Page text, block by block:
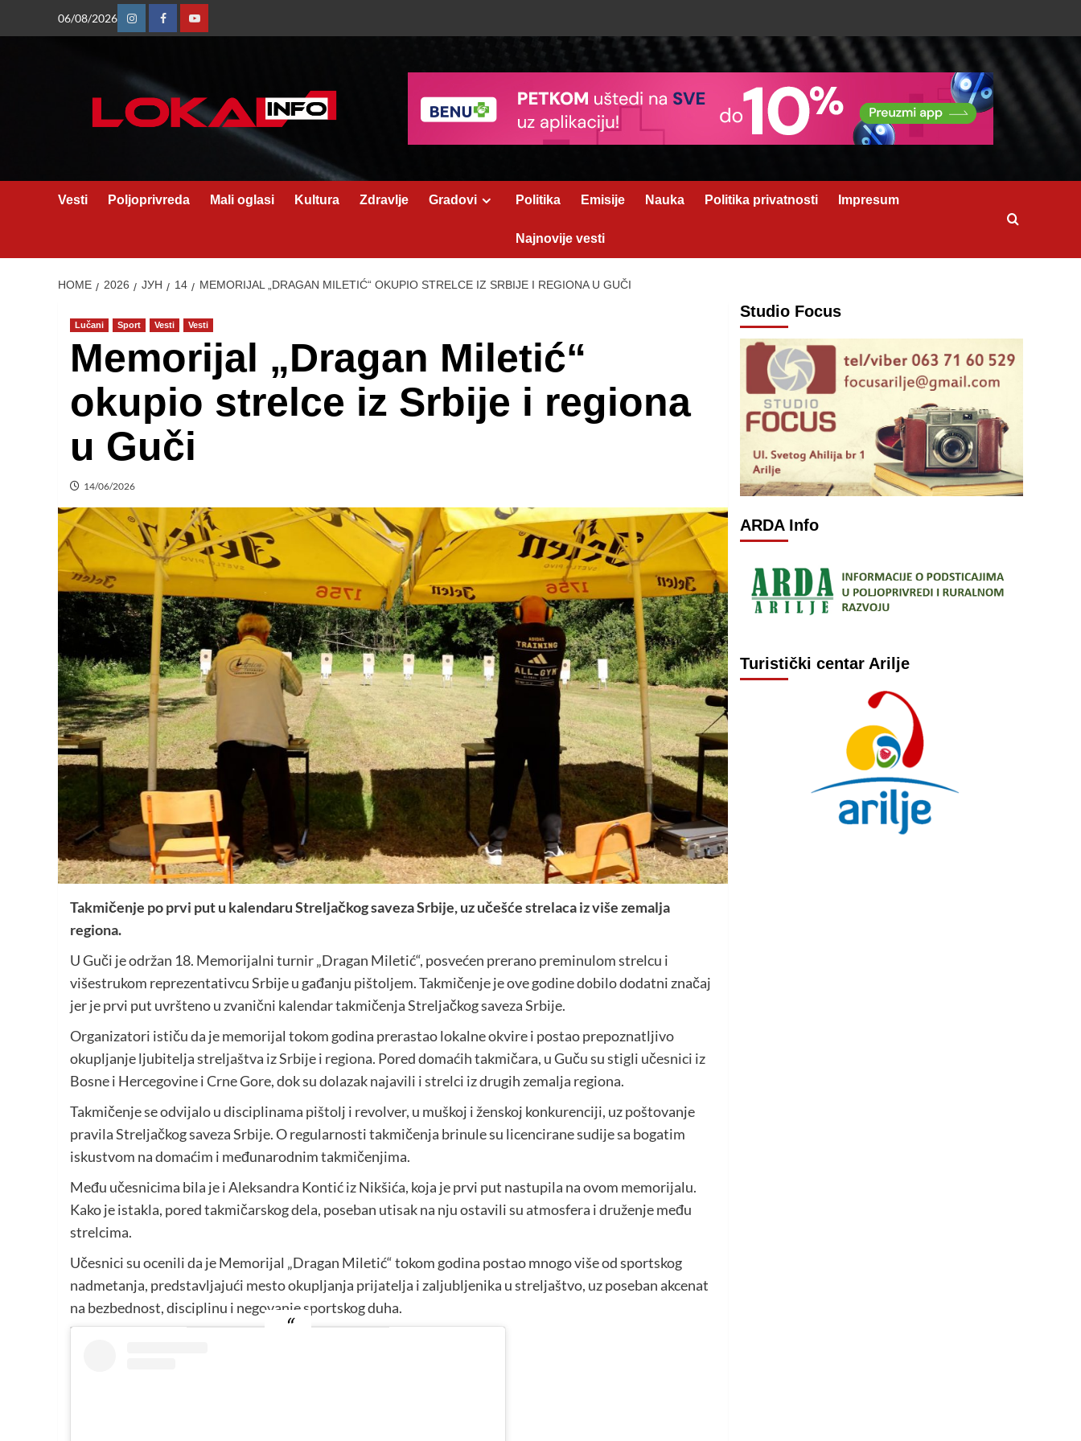
06/08/2026
InstagramFacebookYoutube
Vesti Poljoprivreda Mali oglasi Kultura Zdravlje Gradovi Politika Emisije Nauka Politika privatnosti Impresum
Najnovije vesti
HOME 2026 ЈУН 14 MEMORIJAL „DRAGAN MILETIĆ“ OKUPIO STRELCE IZ SRBIJE I REGIONA U GUČI
Lučani Sport Vesti Vesti
Memorijal „Dragan Miletić“
okupio strelce iz Srbije i regiona
u Guči
14/06/2026
Takmičenje po prvi put u kalendaru Streljačkog saveza Srbije, uz učešće strelaca iz više zemalja
regiona.
U Guči je održan 18. Memorijalni turnir „Dragan Miletić“, posvećen prerano preminulom strelcu i
višestrukom reprezentativcu Srbije u gađanju pištoljem. Takmičenje je ove godine dobilo dodatni značaj
jer je prvi put uvršteno u zvanični kalendar takmičenja Streljačkog saveza Srbije.
Organizatori ističu da je memorijal tokom godina prerastao lokalne okvire i postao prepoznatljivo
okupljanje ljubitelja streljaštva iz Srbije i regiona. Pored domaćih takmičara, u Guču su stigli učesnici iz
Bosne i Hercegovine i Crne Gore, dok su dolazak najavili i strelci iz drugih zemalja regiona.
Takmičenje se odvijalo u disciplinama pištolj i revolver, u muškoj i ženskoj konkurenciji, uz poštovanje
pravila Streljačkog saveza Srbije. O regularnosti takmičenja brinule su licencirane sudije sa bogatim
iskustvom na domaćim i međunarodnim takmičenjima.
Među učesnicima bila je i Aleksandra Kontić iz Nikšića, koja je prvi put nastupila na ovom memorijalu.
Kako je istakla, pored takmičarskog dela, poseban utisak na nju ostavili su atmosfera i druženje među
strelcima.
Učesnici su ocenili da je Memorijal „Dragan Miletić“ tokom godina postao mnogo više od sportskog
nadmetanja, predstavljajući mesto okupljanja prijatelja i zaljubljenika u streljaštvo, uz poseban akcenat
na bezbednost, disciplinu i negovanje sportskog duha.
Studio Focus
ARDA Info
Turistički centar Arilje